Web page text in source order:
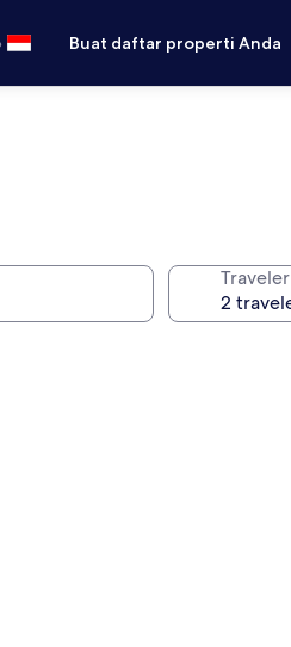
Buat daftar properti Anda
Traveler